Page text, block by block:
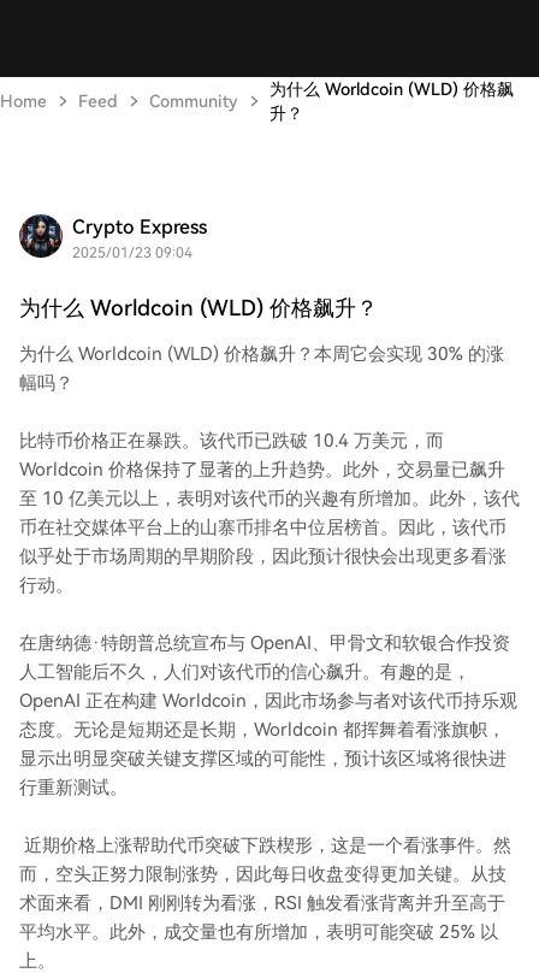
Home Feed Community
为什么 Worldcoin (WLD) 价格飙
升？
Crypto Express
2025/01/23 09:04
为什么 Worldcoin (WLD) 价格飙升？
为什么 Worldcoin (WLD) 价格飙升？本周它会实现 30% 的涨
幅吗？
比特币价格正在暴跌。该代币已跌破 10.4 万美元，而
Worldcoin 价格保持了显著的上升趋势。此外，交易量已飙升
至 10 亿美元以上，表明对该代币的兴趣有所增加。此外，该代
币在社交媒体平台上的山寨币排名中位居榜首。因此，该代币
似乎处于市场周期的早期阶段，因此预计很快会出现更多看涨
行动。
在唐纳德·特朗普总统宣布与 OpenAI、甲骨文和软银合作投资
人工智能后不久，人们对该代币的信心飙升。有趣的是，
OpenAI 正在构建 Worldcoin，因此市场参与者对该代币持乐观
态度。无论是短期还是长期，Worldcoin 都挥舞着看涨旗帜，
显示出明显突破关键支撑区域的可能性，预计该区域将很快进
行重新测试。
近期价格上涨帮助代币突破下跌楔形，这是一个看涨事件。然
而，空头正努力限制涨势，因此每日收盘变得更加关键。从技
术面来看，DMI 刚刚转为看涨，RSI 触发看涨背离并升至高于
平均水平。此外，成交量也有所增加，表明可能突破 25% 以
上。